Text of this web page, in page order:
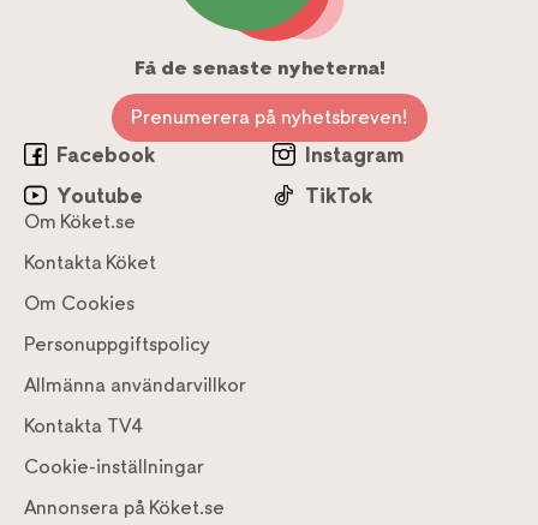
Få de senaste nyheterna!
Prenumerera på nyhetsbreven!
Facebook
Instagram
Youtube
TikTok
Om Köket.se
Kontakta Köket
Om Cookies
Personuppgiftspolicy
Allmänna användarvillkor
Kontakta TV4
Cookie-inställningar
Annonsera på Köket.se